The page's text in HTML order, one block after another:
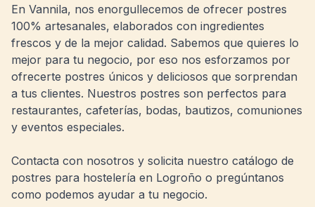
En Vannila, nos enorgullecemos de ofrecer postres
100% artesanales, elaborados con ingredientes
frescos y de la mejor calidad. Sabemos que quieres lo
mejor para tu negocio, por eso nos esforzamos por
ofrecerte postres únicos y deliciosos que sorprendan
a tus clientes. Nuestros postres son perfectos para
restaurantes, cafeterías, bodas, bautizos, comuniones
y eventos especiales.
Contacta con nosotros y solicita nuestro catálogo de
postres para hostelería en Logroño o pregúntanos
como podemos ayudar a tu negocio.